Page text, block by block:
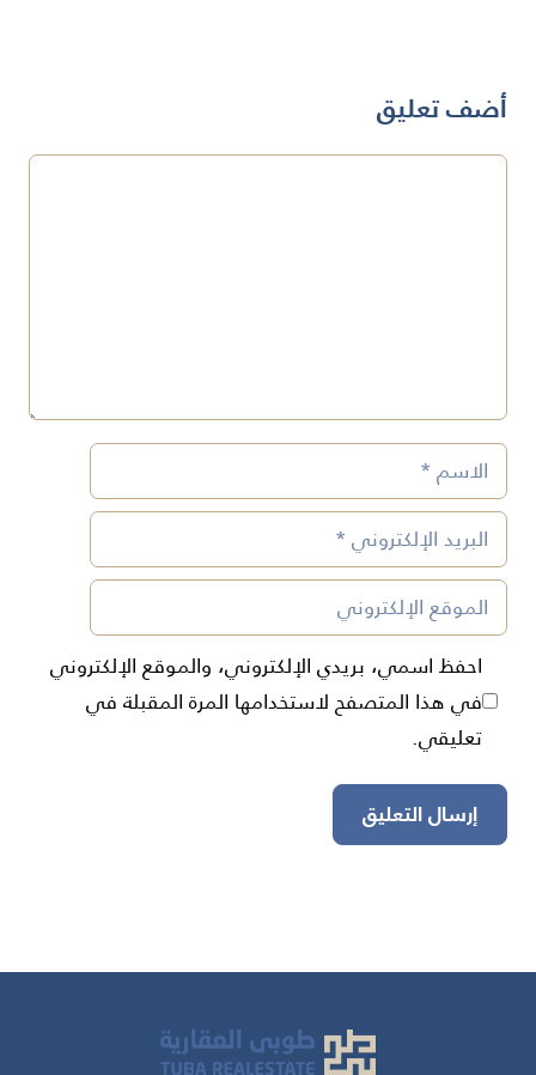
أضف تعليق
تعليق
الاسم
البريد
الإلكتروني
الموقع
الإلكتروني
احفظ اسمي، بريدي الإلكتروني، والموقع الإلكتروني
في هذا المتصفح لاستخدامها المرة المقبلة في
تعليقي.